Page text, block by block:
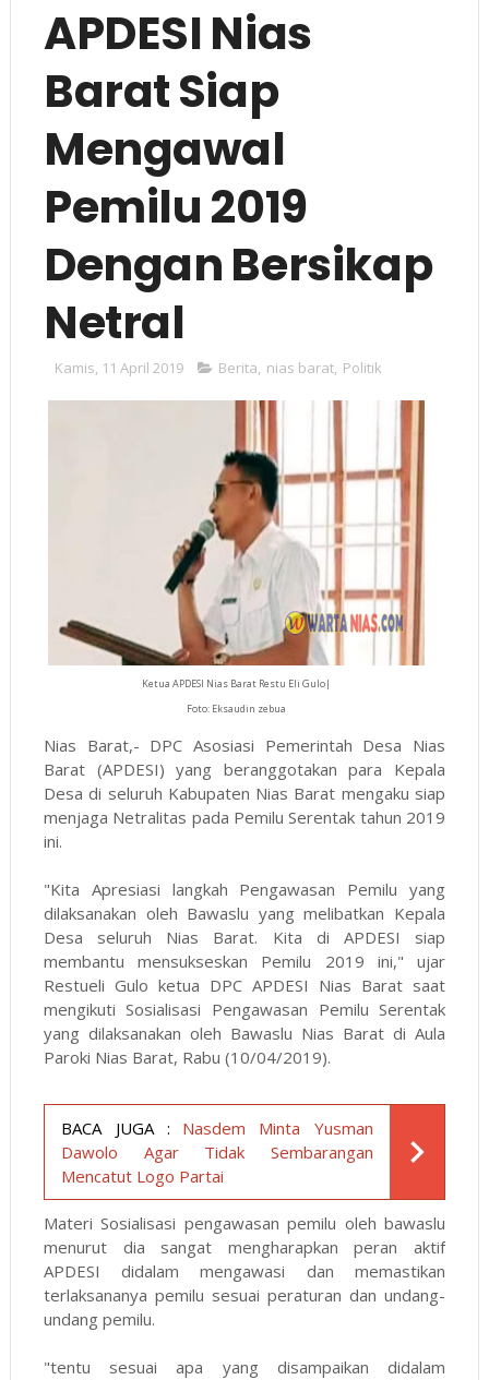
APDESI Nias
Barat Siap
Mengawal
Pemilu 2019
Dengan Bersikap
Netral
Kamis, 11 April 2019 Berita, nias barat, Politik
Ketua APDESI Nias Barat Restu Eli Gulo|
Foto: Eksaudin zebua
Nias Barat,- DPC Asosiasi Pemerintah Desa Nias
Barat (APDESI) yang beranggotakan para Kepala
Desa di seluruh Kabupaten Nias Barat mengaku siap
menjaga Netralitas pada Pemilu Serentak tahun 2019
ini.
"Kita Apresiasi langkah Pengawasan Pemilu yang
dilaksanakan oleh Bawaslu yang melibatkan Kepala
Desa seluruh Nias Barat. Kita di APDESI siap
membantu mensukseskan Pemilu 2019 ini," ujar
Restueli Gulo ketua DPC APDESI Nias Barat saat
mengikuti Sosialisasi Pengawasan Pemilu Serentak
yang dilaksanakan oleh Bawaslu Nias Barat di Aula
Paroki Nias Barat, Rabu (10/04/2019).
BACA JUGA :
Nasdem Minta Yusman
Dawolo Agar Tidak Sembarangan
Mencatut Logo Partai
Materi Sosialisasi pengawasan pemilu oleh bawaslu
menurut dia sangat mengharapkan peran aktif
APDESI didalam mengawasi dan memastikan
terlaksananya pemilu sesuai peraturan dan undang-
undang pemilu.
"tentu sesuai apa yang disampaikan didalam